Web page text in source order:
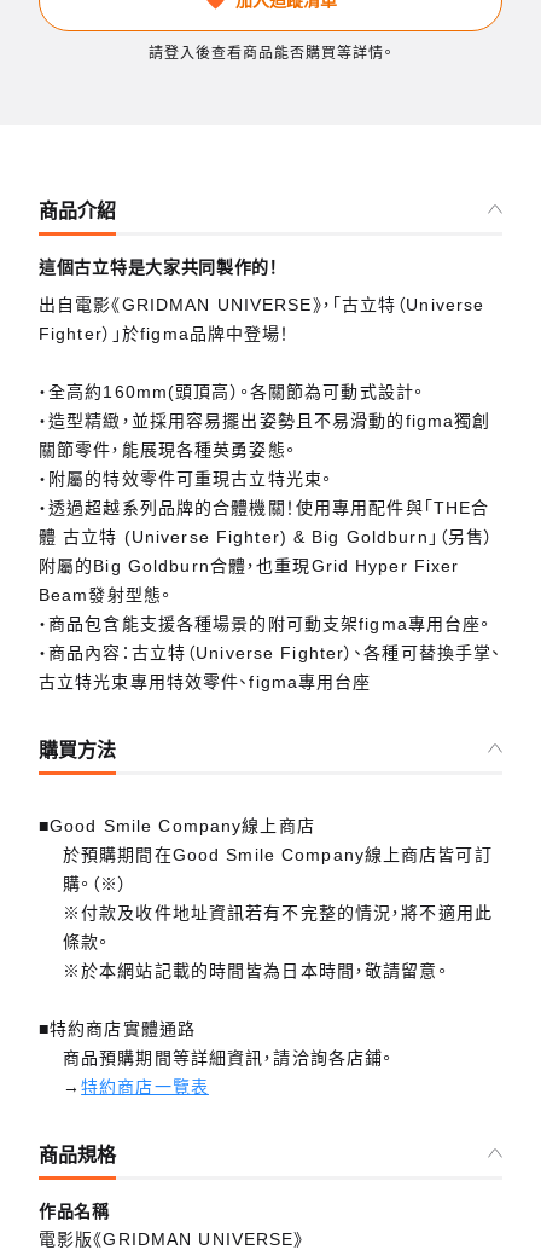
請登入後查看商品能否購買等詳情。
商品介紹
這個古立特是大家共同製作的！
出自電影《GRIDMAN UNIVERSE》，「古立特（Universe
Fighter）」於figma品牌中登場！
・全高約160mm(頭頂高）。各關節為可動式設計。
・造型精緻，並採用容易擺出姿勢且不易滑動的figma獨創
關節零件，能展現各種英勇姿態。
・附屬的特效零件可重現古立特光束。
・透過超越系列品牌的合體機關！使用專用配件與「THE合
體 古立特 (Universe Fighter) & Big Goldburn」（另售）
附屬的Big Goldburn合體，也重現Grid Hyper Fixer
Beam發射型態。
・商品包含能支援各種場景的附可動支架figma專用台座。
・商品內容：古立特（Universe Fighter）、各種可替換手掌、
古立特光束專用特效零件、figma專用台座
購買方法
■Good Smile Company線上商店
於預購期間在Good Smile Company線上商店皆可訂
購。（※）
※付款及收件地址資訊若有不完整的情況，將不適用此
條款。
※於本網站記載的時間皆為日本時間，敬請留意。
■特約商店實體通路
商品預購期間等詳細資訊，請洽詢各店鋪。
→特約商店一覽表
商品規格
作品名稱
電影版《GRIDMAN UNIVERSE》